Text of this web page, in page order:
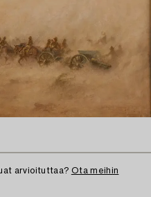
arvioituttaa? Ota meihin